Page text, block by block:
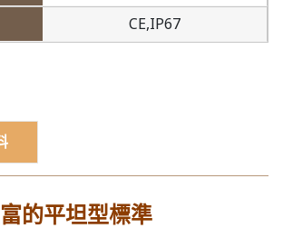
CE,IP67
的平坦型標準